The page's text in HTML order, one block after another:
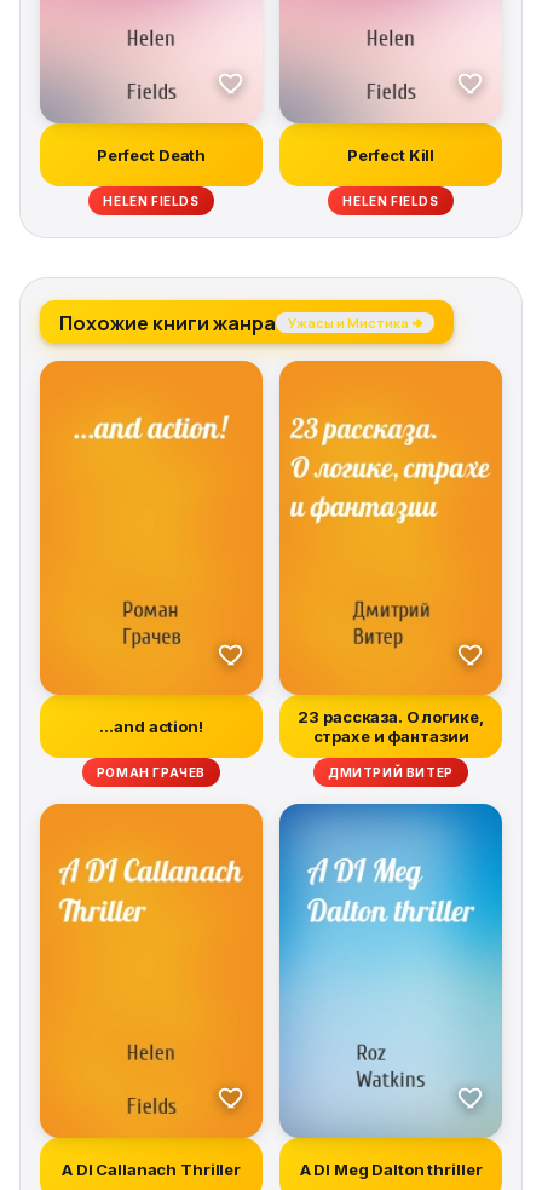
Perfect Death
HELEN FIELDS
Perfect Kill
HELEN FIELDS
Похожие книги жанра Ужасы и Мистика →
…and action!
РОМАН ГРАЧЕВ
23 рассказа. О логике,
страхе и фантазии
ДМИТРИЙ ВИТЕР
A DI Callanach Thriller A DI Meg Dalton thriller